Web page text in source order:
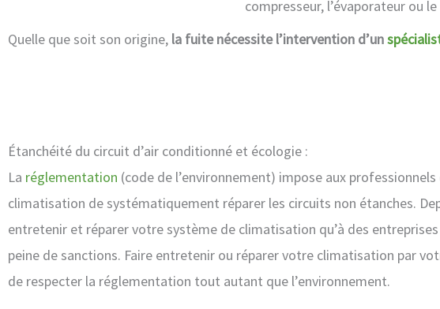
compresseur, l’évaporateur ou
Quelle que soit son origine, la fuite nécessite l’intervention d’un
Étanchéité du circuit d’air conditionné et écologie :
La réglementation (code de l’environnement) impose aux
climatisation de systématiquement réparer les circuits non étanches.
entretenir et réparer votre système de climatisation qu’à des
peine de sanctions. Faire entretenir ou réparer votre climatisation par
de respecter la réglementation tout autant que l’environnement.